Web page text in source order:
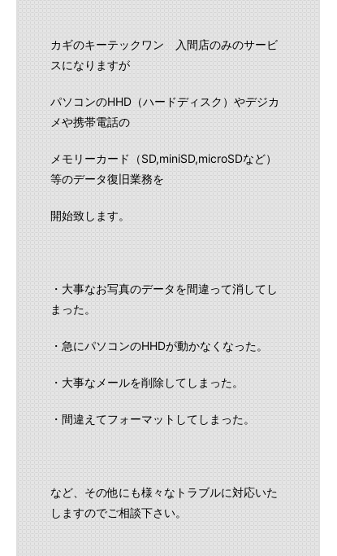
カギのキーテックワン 入間店のみのサービ
スになりますが
パソコンのHHD（ハードディスク）やデジカ
メや携帯電話の
メモリーカード（SD,miniSD,microSDなど）
等のデータ復旧業務を
開始致します。
・大事なお写真のデータを間違って消してし
まった。
・急にパソコンのHHDが動かなくなった。
・大事なメールを削除してしまった。
・間違えてフォーマットしてしまった。
など、その他にも様々なトラブルに対応いた
しますのでご相談下さい。